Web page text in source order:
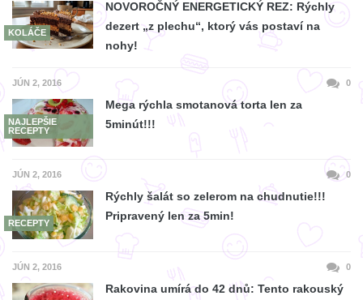
KOLÁČE
NOVOROČNÝ ENERGETICKÝ REZ: Rýchly
dezert „z plechu“, ktorý vás postaví na
nohy!
JÚN 2, 2016 0
NAJLEPŠIE
RECEPTY
Mega rýchla smotanová torta len za
5minút!!!
JÚN 2, 2016 0
RECEPTY
Rýchly šalát so zelerom na chudnutie!!!
Pripravený len za 5min!
JÚN 2, 2016 0
Rakovina umírá do 42 dnů: Tento rakouský